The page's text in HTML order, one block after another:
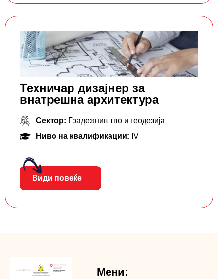
Техничар дизајнер за
внатрешна архитектура
Сектор: Градежништво и геодезија
Ниво на квалификации: IV
Види повеќе
Мени: